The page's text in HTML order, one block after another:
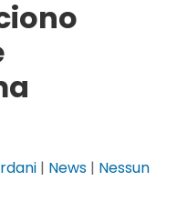
| News | Nessun